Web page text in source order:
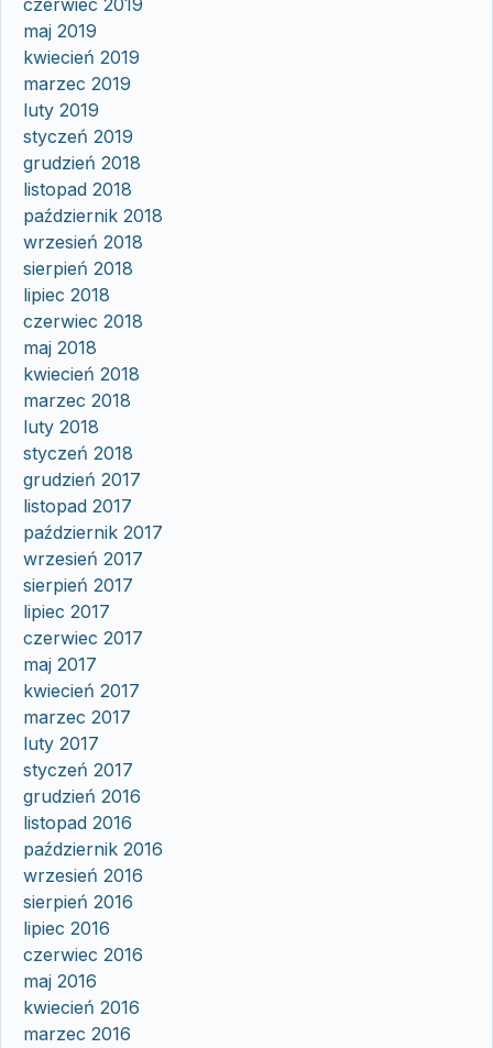
czerwiec 2019
maj 2019
kwiecień 2019
marzec 2019
luty 2019
styczeń 2019
grudzień 2018
listopad 2018
październik 2018
wrzesień 2018
sierpień 2018
lipiec 2018
czerwiec 2018
maj 2018
kwiecień 2018
marzec 2018
luty 2018
styczeń 2018
grudzień 2017
listopad 2017
październik 2017
wrzesień 2017
sierpień 2017
lipiec 2017
czerwiec 2017
maj 2017
kwiecień 2017
marzec 2017
luty 2017
styczeń 2017
grudzień 2016
listopad 2016
październik 2016
wrzesień 2016
sierpień 2016
lipiec 2016
czerwiec 2016
maj 2016
kwiecień 2016
marzec 2016